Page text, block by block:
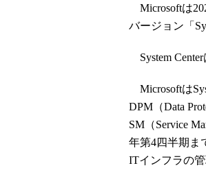
Microsoftは
バージョン「
System
Microsoftは
DPM（Data
SM（Service
年第4四半期ま
ITインフラの